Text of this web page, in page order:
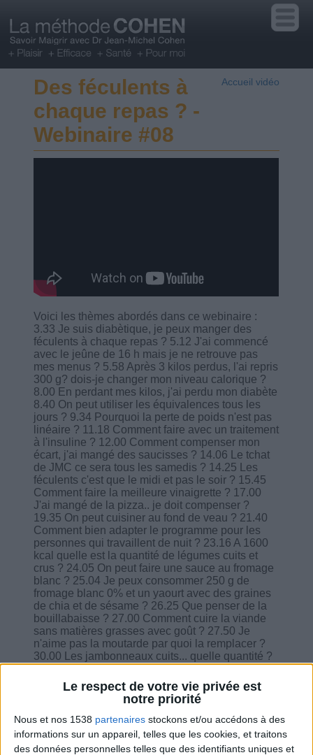
Le respect de votre vie privée est
notre priorité
Nous et nos 1538 partenaires stockons et/ou accédons à des
informations sur un appareil, telles que les cookies, et traitons
des données personnelles telles que des identifiants uniques et
Accueil vidéo
Des féculents à
chaque repas ? -
Webinaire #08
Voici les thèmes abordés dans ce webinaire :
3.33 Je suis diabètique, je peux manger des
féculents à chaque repas ? 5.12 J'ai commencé
avec le jeûne de 16 h mais je ne retrouve pas
mes menus ? 5.58 Après 3 kilos perdus, l'ai repris
300 g? dois-je changer mon niveau calorique ?
8.00 En perdant mes kilos, j'ai perdu mon diabète
8.40 On peut utiliser les équivalences tous les
jours ? 9.34 Pourquoi la perte de poids n'est pas
linéaire ? 11.18 Comment faire avec un traitement
à l'insuline ? 12.00 Comment compenser mon
écart, j'ai mangé des saucisses ? 14.06 Le tchat
de JMC ce sera tous les samedis ? 14.25 Les
féculents c'est que le midi et pas le soir ? 15.45
Comment faire la meilleure vinaigrette ? 17.00
J'ai mangé de la pizza.. je doit compenser ?
19.35 On peut cuisiner au fond de veau ? 21.40
Comment bien adapter le programme pour les
personnes qui travaillent de nuit ? 23.16 A 1600
kcal quelle est la quantité de légumes cuits et
crus ? 24.05 On peut faire une sauce au fromage
blanc ? 25.04 Je peux consommer 250 g de
fromage blanc 0% et un yaourt avec des graines
de chia et de sésame ? 26.25 Que penser de la
bouillabaisse ? 27.00 Comment cuire la viande
sans matières grasses avec goût ? 27.50 Je
n'aime pas la moutarde par quoi la remplacer ?
30.00 Les jambonneaux cuits... quelle quantité ?
30.25 Il faut manger avant ou après faire du sport
? 31.05 J'ai du mal à trouver certains produits, je
vie aux Antilles... 31.45 Il y a un programme pour
prendre du poids ? 33.00 Je trouve qu'il y a trop
de viande dans mes menus .... 34.38 Je n'ai pas
trouvé l'équivalence pour la mozzarella et la copa
?